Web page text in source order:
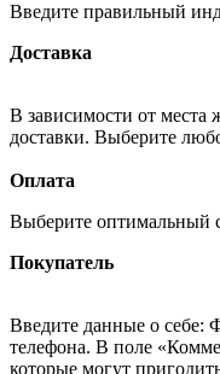
Введите правильный
Доставка
В зависимости от места
доставки. Выберите
Оплата
Выберите оптимальный
Покупатель
Введите данные о себе:
телефона. В поле
которые могут